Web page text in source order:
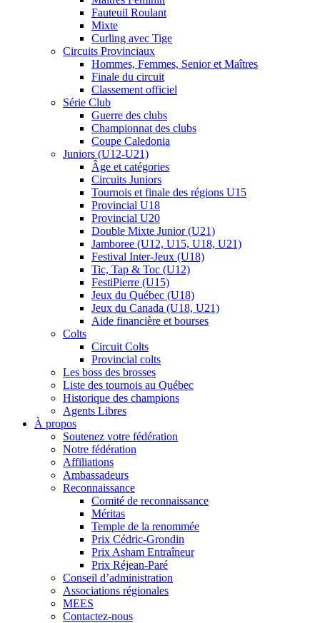
Fauteuil Roulant
Mixte
Curling avec Tige
Circuits Provinciaux
Hommes, Femmes, Senior et Maîtres
Finale du circuit
Classement officiel
Série Club
Guerre des clubs
Championnat des clubs
Coupe Caledonia
Juniors (U12-U21)
Âge et catégories
Circuits Juniors
Tournois et finale des régions U15
Provincial U18
Provincial U20
Double Mixte Junior (U21)
Jamboree (U12, U15, U18, U21)
Festival Inter-Jeux (U18)
Tic, Tap & Toc (U12)
FestiPierre (U15)
Jeux du Québec (U18)
Jeux du Canada (U18, U21)
Aide financière et bourses
Colts
Circuit Colts
Provincial colts
Les boss des brosses
Liste des tournois au Québec
Historique des champions
Agents Libres
À propos
Soutenez votre fédération
Notre fédération
Affiliations
Ambassadeurs
Reconnaissance
Comité de reconnaissance
Méritas
Temple de la renommée
Prix Cédric-Grondin
Prix Asham Entraîneur
Prix Réjean-Paré
Conseil d’administration
Associations régionales
MEES
Contactez-nous